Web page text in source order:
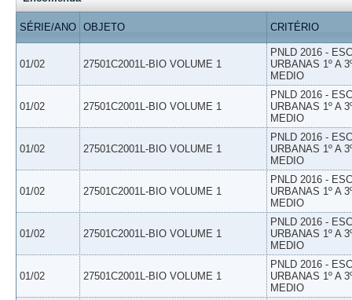
SÉRIE/ANO OBJETO CRITÉRIO
01/02 27501C2001L-BIO VOLUME 1
PNLD 2016 -
URBANAS 1º A
MEDIO
01/02 27501C2001L-BIO VOLUME 1
PNLD 2016 -
URBANAS 1º A
MEDIO
01/02 27501C2001L-BIO VOLUME 1
PNLD 2016 -
URBANAS 1º A
MEDIO
01/02 27501C2001L-BIO VOLUME 1
PNLD 2016 -
URBANAS 1º A
MEDIO
01/02 27501C2001L-BIO VOLUME 1
PNLD 2016 -
URBANAS 1º A
MEDIO
01/02 27501C2001L-BIO VOLUME 1
PNLD 2016 -
URBANAS 1º A
MEDIO